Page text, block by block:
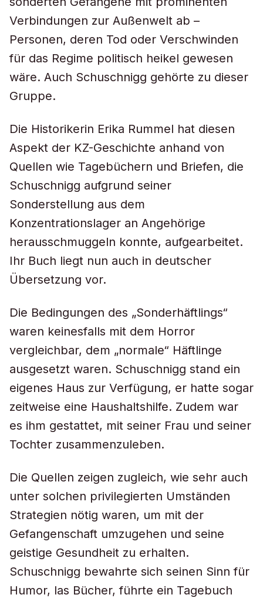
Verbindungen zur Außenwelt ab –
Personen, deren Tod oder Verschwinden
für das Regime politisch heikel gewesen
wäre. Auch Schuschnigg gehörte zu dieser
Gruppe.
Die Historikerin Erika Rummel hat diesen
Aspekt der KZ-Geschichte anhand von
Quellen wie Tagebüchern und Briefen, die
Schuschnigg aufgrund seiner
Sonderstellung aus dem
Konzentrationslager an Angehörige
herausschmuggeln konnte, aufgearbeitet.
Ihr Buch liegt nun auch in deutscher
Übersetzung vor.
Die Bedingungen des „Sonderhäftlings“
waren keinesfalls mit dem Horror
vergleichbar, dem „normale“ Häftlinge
ausgesetzt waren. Schuschnigg stand ein
eigenes Haus zur Verfügung, er hatte sogar
zeitweise eine Haushaltshilfe. Zudem war
es ihm gestattet, mit seiner Frau und seiner
Tochter zusammenzuleben.
Die Quellen zeigen zugleich, wie sehr auch
unter solchen privilegierten Umständen
Strategien nötig waren, um mit der
Gefangenschaft umzugehen und seine
geistige Gesundheit zu erhalten.
Schuschnigg bewahrte sich seinen Sinn für
Humor, las Bücher, führte ein Tagebuch